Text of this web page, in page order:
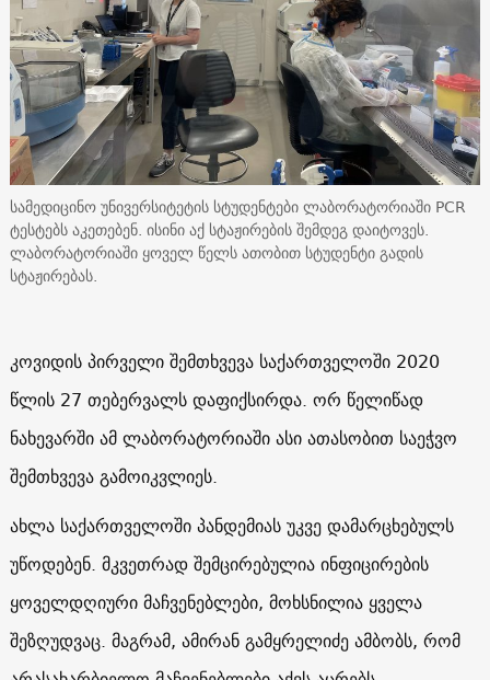
სამედიცინო უნივერსიტეტის სტუდენტები ლაბორატორიაში PCR
ტესტებს აკეთებენ. ისინი აქ სტაჟირების შემდეგ დაიტოვეს.
ლაბორატორიაში ყოველ წელს ათობით სტუდენტი გადის
სტაჟირებას.
კოვიდის პირველი შემთხვევა საქართველოში 2020
წლის 27 თებერვალს დაფიქსირდა. ორ წელიწად
ნახევარში ამ ლაბორატორიაში ასი ათასობით საეჭვო
შემთხვევა გამოიკვლიეს.
ახლა საქართველოში პანდემიას უკვე დამარცხებულს
უწოდებენ. მკვეთრად შემცირებულია ინფიცირების
ყოველდღიური მაჩვენებლები, მოხსნილია ყველა
შეზღუდვაც. მაგრამ, ამირან გამყრელიძე ამბობს, რომ